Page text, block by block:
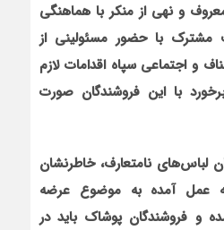
و نهی از منکر با هماهنگی
با حضور مسئولینی از
و اجتماعی سپاه اقدامات لازم
با این فروشندگان صورت
لباس‌های نامتعارف، خاطرنشان
عمل آمده به موضوع عرضه
و فروشندگان پوشاک باید در